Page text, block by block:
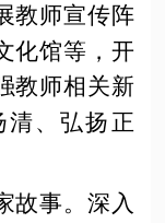
教师宣传阵
化馆等，开
教师相关新
清、弘扬正
故事。 深入